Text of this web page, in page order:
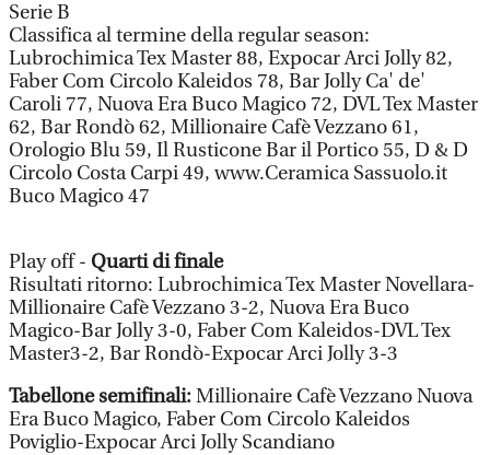
Serie B
Classifica al termine della regular season:
Lubrochimica Tex Master 88, Expocar Arci Jolly 82,
Faber Com Circolo Kaleidos 78, Bar Jolly Ca' de'
Caroli 77, Nuova Era Buco Magico 72, DVL Tex Master
62, Bar Rondò 62, Millionaire Cafè Vezzano 61,
Orologio Blu 59, Il Rusticone Bar il Portico 55, D & D
Circolo Costa Carpi 49, www.Ceramica Sassuolo.it
Buco Magico 47
Play off - Quarti di finale
Risultati ritorno: Lubrochimica Tex Master Novellara-
Millionaire Cafè Vezzano 3-2, Nuova Era Buco
Magico-Bar Jolly 3-0, Faber Com Kaleidos-DVL Tex
Master3-2, Bar Rondò-Expocar Arci Jolly 3-3
Tabellone semifinali:Millionaire Cafè Vezzano Nuova
Era Buco Magico, Faber Com Circolo Kaleidos
Poviglio-Expocar Arci Jolly Scandiano